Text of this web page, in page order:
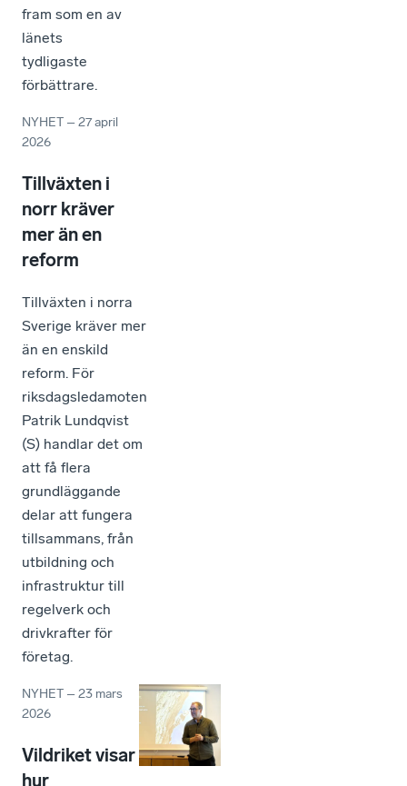
fram som en av
länets
tydligaste
förbättrare.
NYHET –27 april
2026
Tillväxten i
norr kräver
mer än en
reform
Tillväxten i norra
Sverige kräver mer
än en enskild
reform. För
riksdagsledamoten
Patrik Lundqvist
(S) handlar det om
att få flera
grundläggande
delar att fungera
tillsammans, från
utbildning och
infrastruktur till
regelverk och
drivkrafter för
företag.
NYHET –23 mars
2026
Vildriket visar
hur